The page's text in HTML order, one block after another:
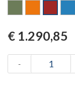
€ 1.290,85
-